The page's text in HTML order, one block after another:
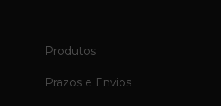
Produtos
Prazos e Envios